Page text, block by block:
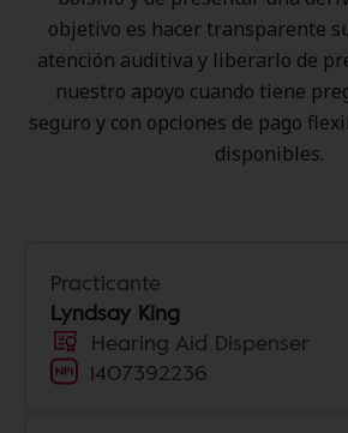
objetivo es hacer transparente
atención auditiva y liberarlo de
nuestro apoyo cuando tiene
seguro y con opciones de pago
disponibles.
Practicante
Lyndsay King
Hearing Aid Dispenser
1407392236